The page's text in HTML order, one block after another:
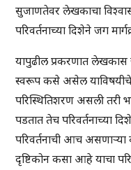
सुजाणतेवर लेखकाचा
परिवर्तनाच्या दिशेने जग
यापुढील प्रकरणात
स्वरूप कसे असेल
परिस्थितिशरण असली तरी
पडतात तेच परिवर्तनाच्या
परिवर्तनाची आच असणाऱ्या
दृष्टिकोन कसा आहे याचा